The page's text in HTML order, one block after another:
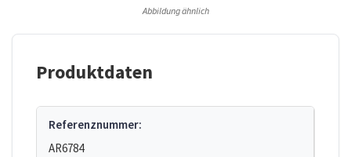
Abbildung ähnlich
Produktdaten
Referenznummer:
AR6784